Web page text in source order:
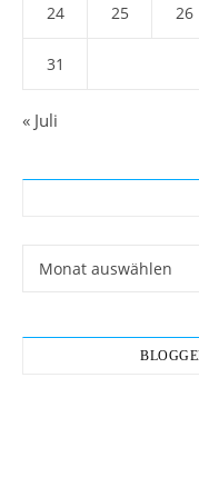
24 25 26
31
« Juli